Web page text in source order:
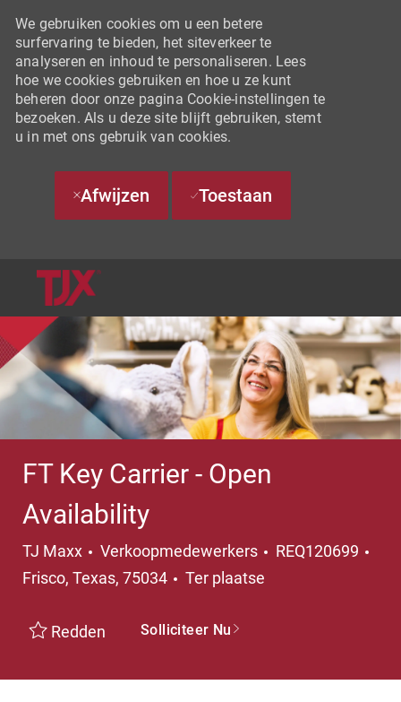
We gebruiken cookies om u een betere
surfervaring te bieden, het siteverkeer te
analyseren en inhoud te personaliseren. Lees
hoe we cookies gebruiken en hoe u ze kunt
beheren door onze pagina Cookie-instellingen te
bezoeken. Als u deze site blijft gebruiken, stemt
u in met ons gebruik van cookies.
Afwijzen Toestaan
FT Key Carrier - Open
Availability
TJ Maxx Categorie
Verkoopmedewerkers REQ120699
Frisco, Texas, 75034
Ter plaatse
Redden Solliciteer Nu